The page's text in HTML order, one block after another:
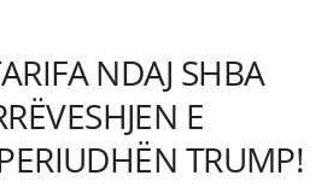
NDAJ SHBA
E
TRUMP!